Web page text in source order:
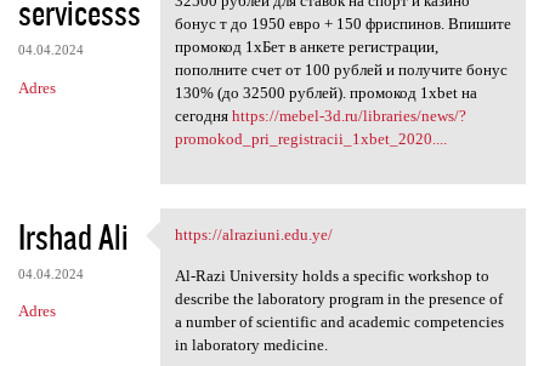
servicesss
04.04.2024
Adres
бонус т до 1950 евро + 150 фриспинов. Впишите
промокод 1хБет в анкете регистрации,
пополните счет от 100 рублей и получите бонус
130% (до 32500 рублей). промокод 1xbet на
сегодня https://mebel-3d.ru/libraries/news/?
promokod_pri_registracii_1xbet_2020....
Irshad Ali
04.04.2024
Adres
https://alraziuni.edu.ye/
https://alraziuni.edu.ye/
Al-Razi University holds a specific workshop to
describe the laboratory program in the presence of
a number of scientific and academic competencies
in laboratory medicine.